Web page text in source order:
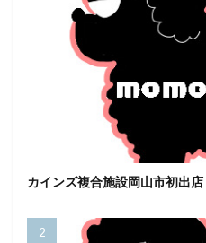
カインズ複合施設岡山市初出店